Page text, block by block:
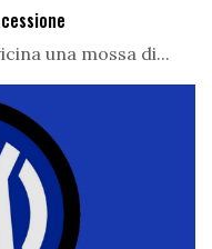
una mossa di...